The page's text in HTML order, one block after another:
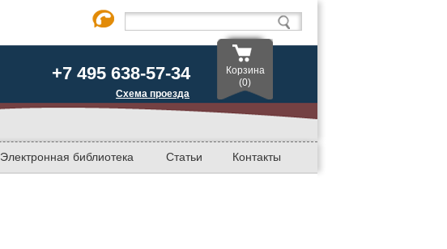
+7 495 638-57-34
Схема проезда
Корзина
(0)
Электронная библиотека Статьи Контакты